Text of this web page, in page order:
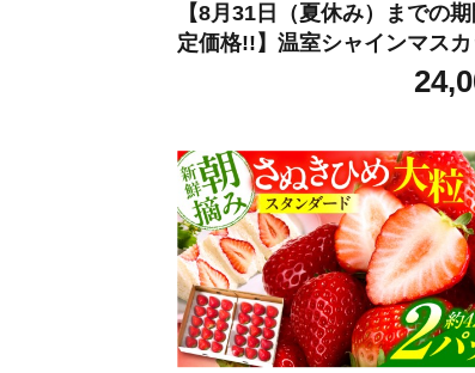
【8月31日（夏休み）までの
定価格!!】温室シャインマスカ
ト 約1.9kg | シャインマスカ
マスカット ぶどう ブドウ 葡萄
産 ギフト お裾分け 旬 人気 種
皮ごと食べられる ジューシー
が高い 先行受付 先行予約 季
おすすめ 旬の果物 香川 香川
町 |_mk006-131